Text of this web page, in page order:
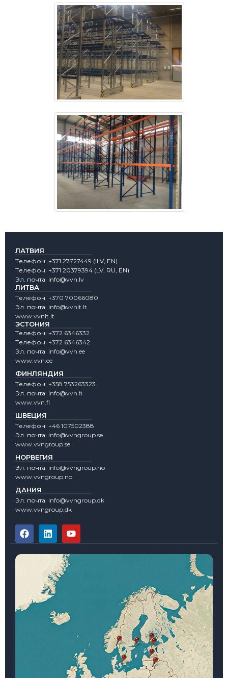
ЛАТВИЯ
Tелефон: +371 27727449 (lLV, EN)
Tелефон: +371 20379394 (LV, RU, EN)
Эл. почта: info@vvn.lv
ЛИТВА
Tелефон: +370 70066080
Эл. почта: info@vvnlt.lt
www.vvnlt.lt
ЭСТОНИЯ
Tелефон: +372 6346332
Tелефон: +372 6346342
Эл. почта: info@vvn.ee
www.vvn.ee
ФИНЛЯНДИЯ
Tелефон: +358 753263323
Эл. почта: info@vvn.fi
www.vvn.fi
ШВЕЦИЯ
Tелефон: +46 107502388
Эл. почта: info@vvngroup.se
www.vvngroup.se
НОРВЕГИЯ
Эл. почта: info@vvngroup.no
www.vvngroup.no
ДАНИЯ
Эл. почта: info@vvngroup.dk
www.vvngroup.dk